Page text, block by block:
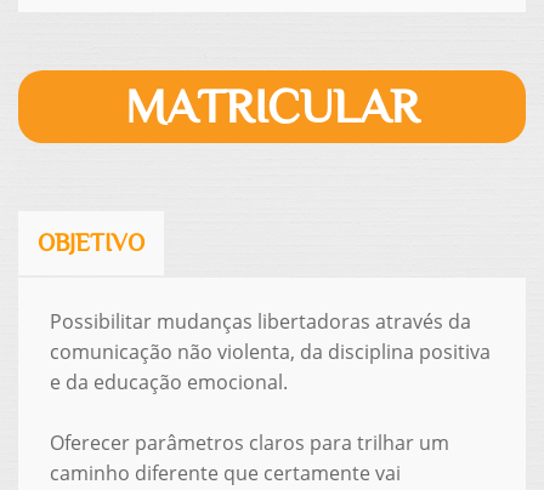
MATRICULAR
OBJETIVO
Possibilitar mudanças libertadoras através da
comunicação não violenta, da disciplina positiva
e da educação emocional.
Oferecer parâmetros claros para trilhar um
caminho diferente que certamente vai